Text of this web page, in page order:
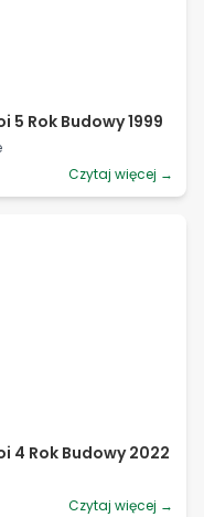
5 Rok Budowy 1999
Czytaj więcej →
4 Rok Budowy 2022
Czytaj więcej →